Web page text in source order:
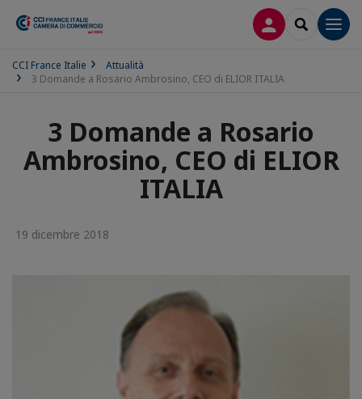
LOG INSEARCH
CCI France Italie
Attualità
3 Domande a Rosario Ambrosino, CEO di ELIOR ITALIA
3 Domande a Rosario
Ambrosino, CEO di ELIOR
ITALIA
19 dicembre 2018